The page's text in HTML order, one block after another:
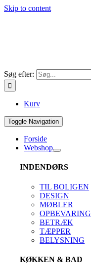
Skip to content
Søg efter:
Kurv
Toggle Navigation
Forside
Webshop
INDENDØRS
TIL BOLIGEN
DESIGN
MØBLER
OPBEVARING
BETRÆK
TÆPPER
BELYSNING
KØKKEN & BAD